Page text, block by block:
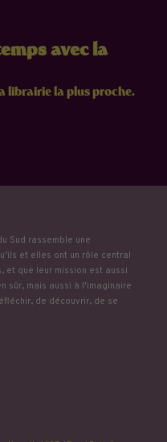
avec la
librairie la plus proche.
Sud rassemble une
et elles ont un rôle central
et que leur mission est aussi
sûr, mais aussi à l'imaginaire
de découvrir, de se